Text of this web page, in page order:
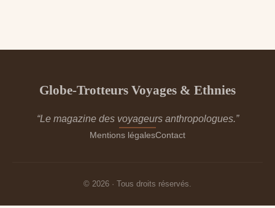
Globe-Trotteurs Voyages & Ethnies
“Le magazine des voyageurs anthropologues.”
Mentions légalesContact
© 2026 · Tous droits réservés.